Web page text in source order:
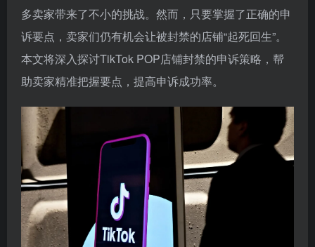
多卖家带来了不小的挑战。然而，只要掌握了正确的申
诉要点，卖家们仍有机会让被封禁的店铺“起死回生”。
本文将深入探讨TikTok POP店铺封禁的申诉策略，帮
助卖家精准把握要点，提高申诉成功率。